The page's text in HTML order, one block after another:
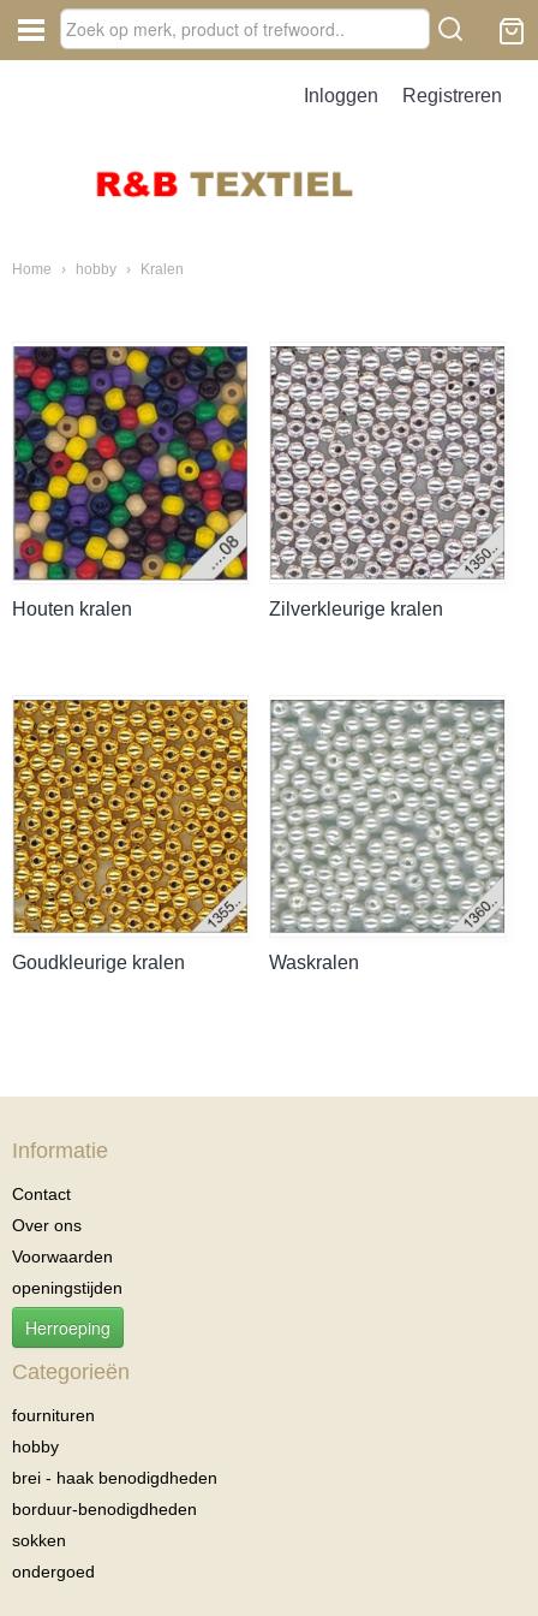
Inloggen Registreren
Home › hobby › Kralen
Houten kralen Zilverkleurige kralen
Goudkleurige kralen Waskralen
Informatie
Contact
Over ons
Voorwaarden
openingstijden
Herroeping
Categorieën
fournituren
hobby
brei - haak benodigdheden
borduur-benodigdheden
sokken
ondergoed